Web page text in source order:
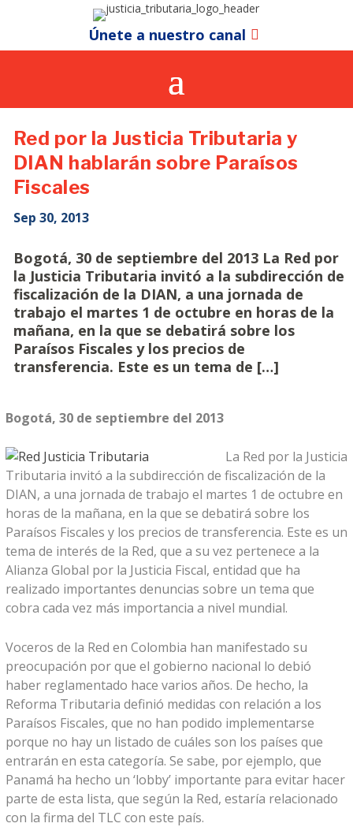
Únete a nuestro canal
Red por la Justicia Tributaria y
DIAN hablarán sobre Paraísos
Fiscales
Sep 30, 2013
Bogotá, 30 de septiembre del 2013 La Red por
la Justicia Tributaria invitó a la subdirección de
fiscalización de la DIAN, a una jornada de
trabajo el martes 1 de octubre en horas de la
mañana, en la que se debatirá sobre los
Paraísos Fiscales y los precios de
transferencia. Este es un tema de […]
Bogotá, 30 de septiembre del 2013
La Red por la Justicia
Tributaria invitó a la subdirección de fiscalización de la
DIAN, a una jornada de trabajo el martes 1 de octubre en
horas de la mañana, en la que se debatirá sobre los
Paraísos Fiscales y los precios de transferencia. Este es un
tema de interés de la Red, que a su vez pertenece a la
Alianza Global por la Justicia Fiscal, entidad que ha
realizado importantes denuncias sobre un tema que
cobra cada vez más importancia a nivel mundial.
Voceros de la Red en Colombia han manifestado su
preocupación por que el gobierno nacional lo debió
haber reglamentado hace varios años. De hecho, la
Reforma Tributaria definió medidas con relación a los
Paraísos Fiscales, que no han podido implementarse
porque no hay un listado de cuáles son los países que
entrarán en esta categoría. Se sabe, por ejemplo, que
Panamá ha hecho un ‘lobby’ importante para evitar hacer
parte de esta lista, que según la Red, estaría relacionado
con la firma del TLC con este país.